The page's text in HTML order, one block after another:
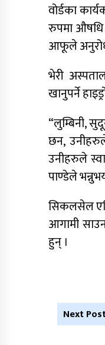
वोर्डका
रुपमा औषधि
आफूले अनुरोध
भेरी
खानुपर्ने
“लुम्बिनी,
छन,
उनीहरुले
पाण्डेले
सिकलसेल
आगामी
हुन् ।
Next